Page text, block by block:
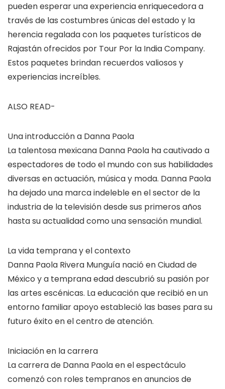
pueden esperar una experiencia enriquecedora a
través de las costumbres únicas del estado y la
herencia regalada con los paquetes turísticos de
Rajastán ofrecidos por Tour Por la India Company.
Estos paquetes brindan recuerdos valiosos y
experiencias increíbles.
ALSO READ-
Una introducción a Danna Paola
La talentosa mexicana Danna Paola ha cautivado a
espectadores de todo el mundo con sus habilidades
diversas en actuación, música y moda. Danna Paola
ha dejado una marca indeleble en el sector de la
industria de la televisión desde sus primeros años
hasta su actualidad como una sensación mundial.
La vida temprana y el contexto
Danna Paola Rivera Munguía nació en Ciudad de
México y a temprana edad descubrió su pasión por
las artes escénicas. La educación que recibió en un
entorno familiar apoyo estableció las bases para su
futuro éxito en el centro de atención.
Iniciación en la carrera
La carrera de Danna Paola en el espectáculo
comenzó con roles tempranos en anuncios de